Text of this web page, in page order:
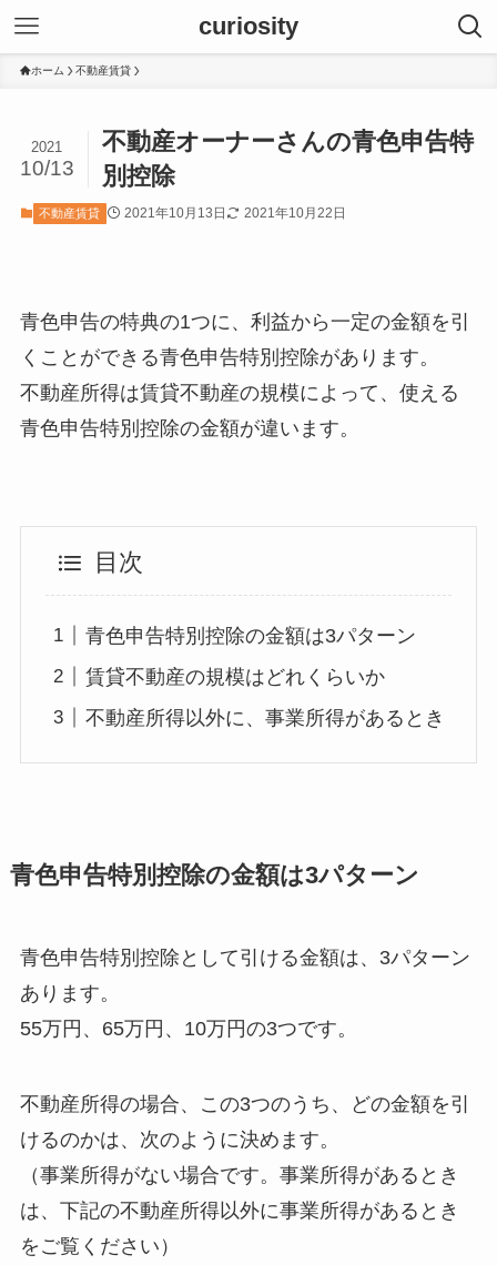
curiosity
ホーム 不動産賃貸
不動産オーナーさんの青色申告特
別控除
2021
10/13
不動産賃貸 2021年10月13日 2021年10月22日
青色申告の特典の1つに、利益から一定の金額を引
くことができる青色申告特別控除があります。
不動産所得は賃貸不動産の規模によって、使える
青色申告特別控除の金額が違います。
目次
青色申告特別控除の金額は3パターン
賃貸不動産の規模はどれくらいか
不動産所得以外に、事業所得があるとき
青色申告特別控除の金額は3パターン
青色申告特別控除として引ける金額は、3パターン
あります。
55万円、65万円、10万円の3つです。
不動産所得の場合、この3つのうち、どの金額を引
けるのかは、次のように決めます。
（事業所得がない場合です。事業所得があるとき
は、下記の不動産所得以外に事業所得があるとき
をご覧ください）